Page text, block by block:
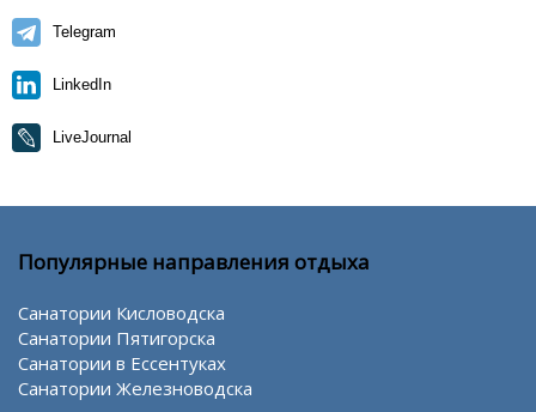
Telegram
LinkedIn
LiveJournal
Популярные направления отдыха
Санатории Кисловодска
Санатории Пятигорска
Санатории в Ессентуках
Санатории Железноводска